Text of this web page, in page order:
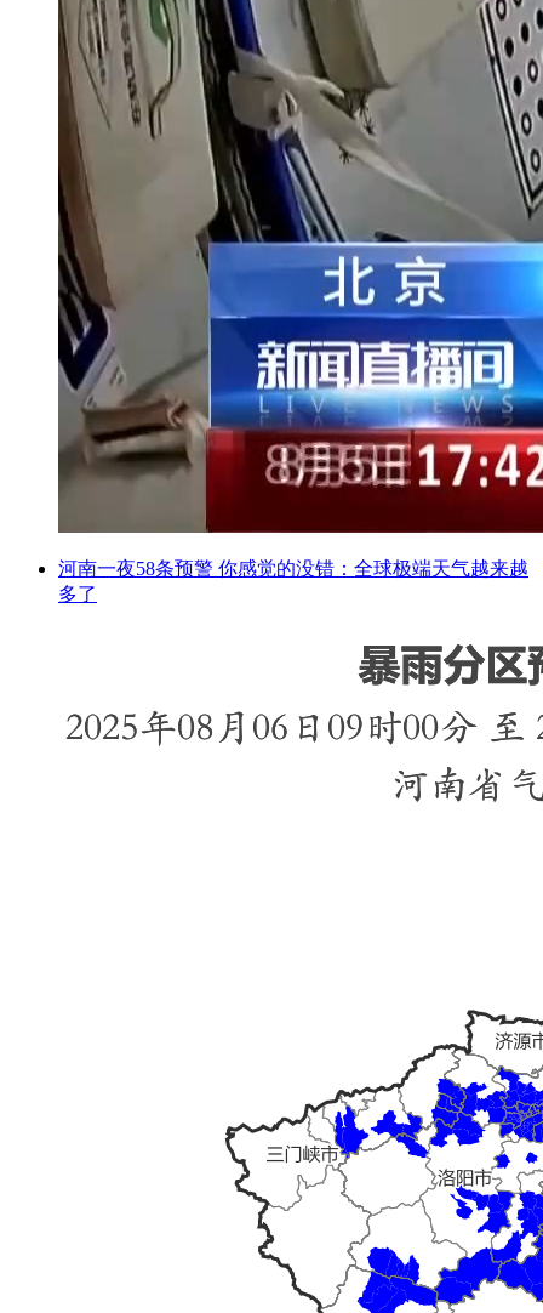
河南一夜58条预警 你感觉的没错：全球极端天气越来越
多了